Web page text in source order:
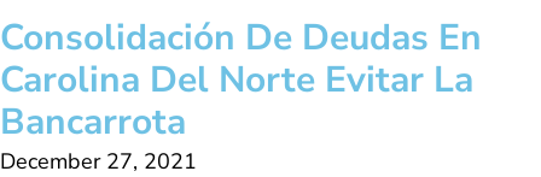
Consolidación De Deudas En
Carolina Del Norte Evitar La
Bancarrota
December 27, 2021